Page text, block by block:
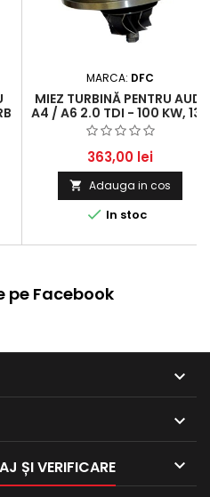
MARCA: DFC
MIEZ TURBINĂ PENTRU AUDI
A4 / A6 2.0 TDI - 100 KW, 136
HP
363,00 lei
 Adauga in cos
 In stoc
Facebook


ȘI VERIFICARE 